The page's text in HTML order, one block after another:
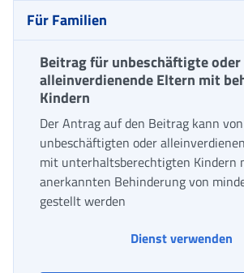
Für Familien
Beitrag für unbeschäftigte oder
alleinverdienende Eltern mit
Kindern
Der Antrag auf den Beitrag kann
unbeschäftigten oder
mit unterhaltsberechtigten Kindern
anerkannten Behinderung von
gestellt werden
Dienst verwenden